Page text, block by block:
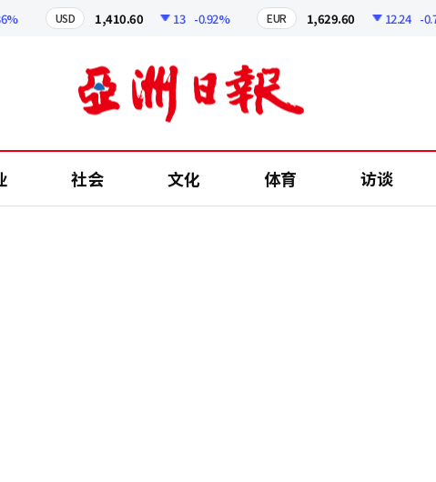
USD 1,410.60 13 -0.92% EUR 1,629.60 12.24 -0.75%
社会 文化 体育 访谈